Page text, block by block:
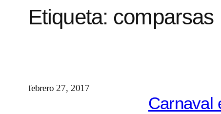
Etiqueta: comparsas
febrero 27, 2017
Carnaval